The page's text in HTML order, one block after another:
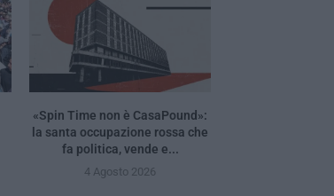
«Spin Time non è CasaPound»:
la santa occupazione rossa che
fa politica, vende e...
4 Agosto 2026